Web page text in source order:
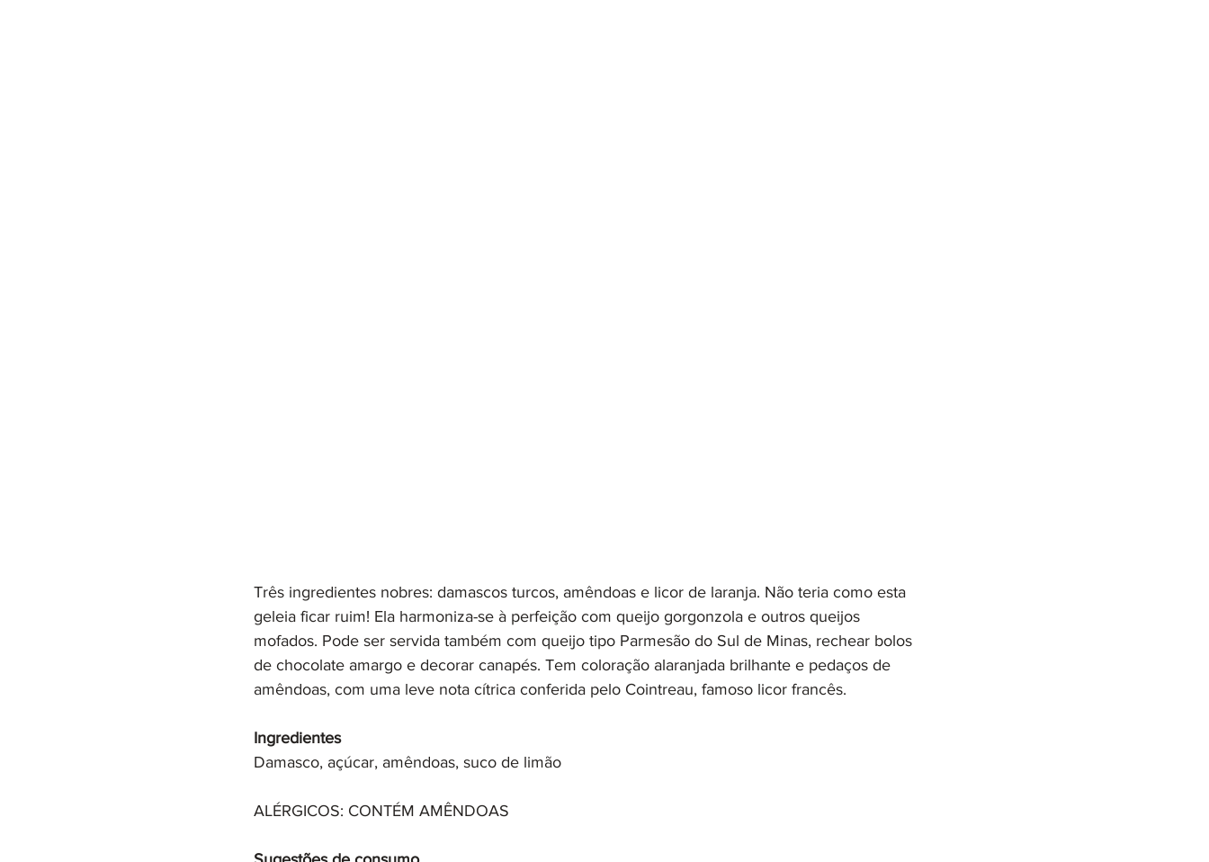
Três ingredientes nobres: damascos turcos, amêndoas e licor de laranja. Não teria como esta
geleia ficar ruim! Ela harmoniza-se à perfeição com queijo gorgonzola e outros queijos
mofados. Pode ser servida também com queijo tipo Parmesão do Sul de Minas, rechear bolos
de chocolate amargo e decorar canapés. Tem coloração alaranjada brilhante e pedaços de
amêndoas, com uma leve nota cítrica conferida pelo Cointreau, famoso licor francês.
Ingredientes
Damasco, açúcar, amêndoas, suco de limão
ALÉRGICOS: CONTÉM AMÊNDOAS